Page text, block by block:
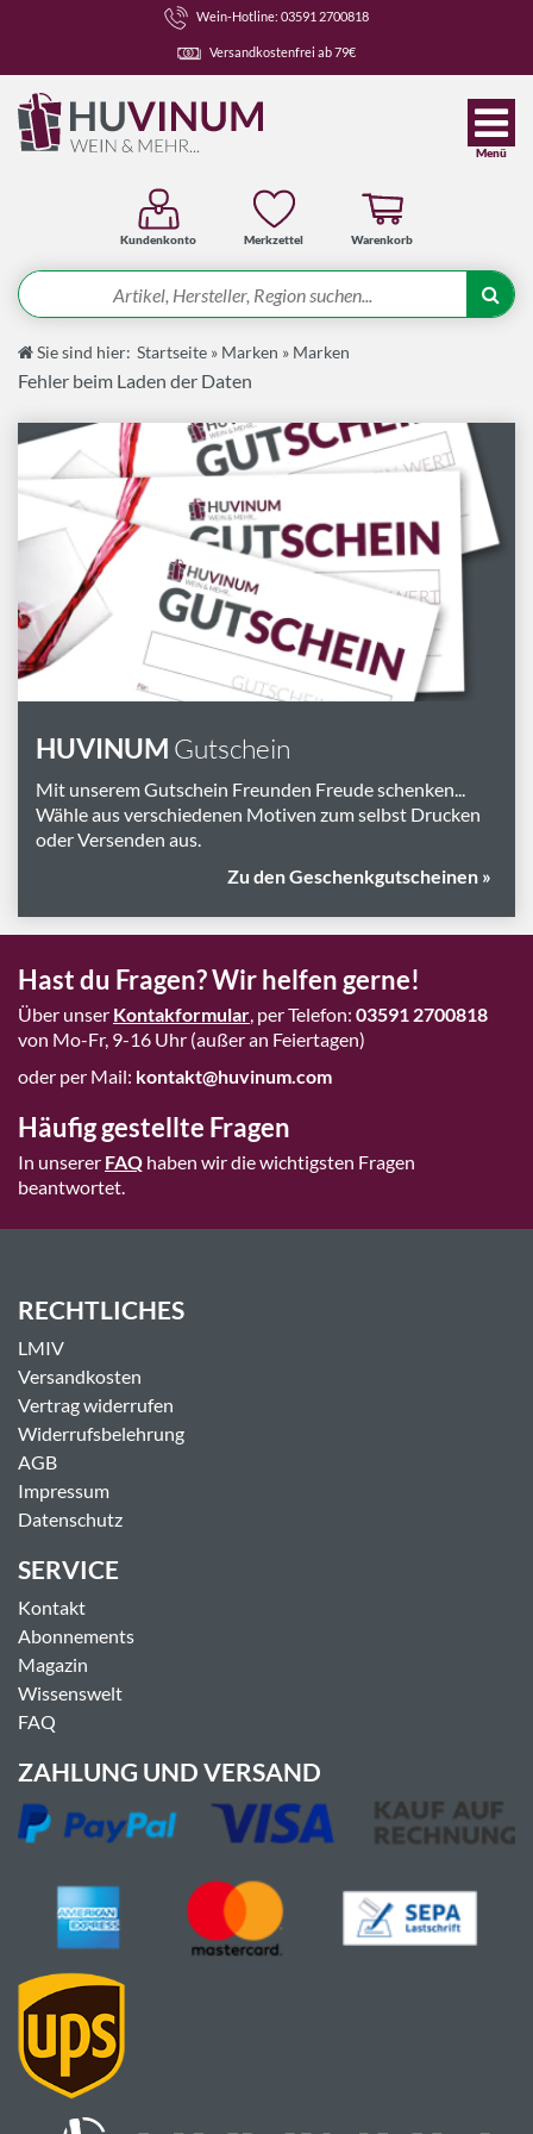
Wein-Hotline: 03591 2700818
Versandkostenfrei ab 79€
Kundenkonto Merkzettel Warenkorb
Menü
Angebote
Wein-Pakete
Spirituosen-Pakete
Geschenk-Pakete
Weine
Spirituosen
Marken
Inspiration
Wissenswelt
Schlagworte
Sie sind hier: Startseite » Marken » Marken
Fehler beim Laden der Daten
HUVINUM Gutschein
Mit unserem Gutschein Freunden Freude schenken...
Wähle aus verschiedenen Motiven zum selbst Drucken
oder Versenden aus.
Zu den Geschenkgutscheinen »
Hast du Fragen? Wir helfen gerne!
Über unser Kontakformular, per Telefon: 03591 2700818
von Mo-Fr, 9-16 Uhr (außer an Feiertagen)
oder per Mail: kontakt@huvinum.com
Häufig gestellte Fragen
In unserer FAQ haben wir die wichtigsten Fragen
beantwortet.
RECHTLICHES
LMIV
Versandkosten
Vertrag widerrufen
Widerrufsbelehrung
AGB
Impressum
Datenschutz
SERVICE
Kontakt
Abonnements
Magazin
Wissenswelt
FAQ
ZAHLUNG UND VERSAND